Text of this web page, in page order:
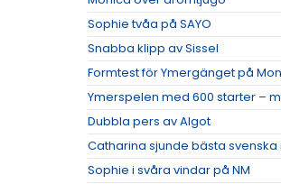
Sophie tvåa på SAYO
Snabba klipp av Sissel
Formtest för Ymergänget på
Ymerspelen med 600 starter –
Dubbla pers av Algot
Catharina sjunde bästa svenska
Sophie i svåra vindar på NM